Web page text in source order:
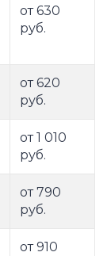
от 630
руб.
от 620
руб.
от 1 010
руб.
от 790
руб.
от 910